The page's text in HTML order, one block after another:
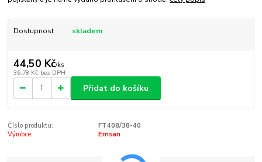
Dostupnost skladem
44,50 Kč/ks
36,78 Kč bez DPH
Přidat do košíku
Číslo produktu:
FT408/38-40
Výrobce:
Emsan